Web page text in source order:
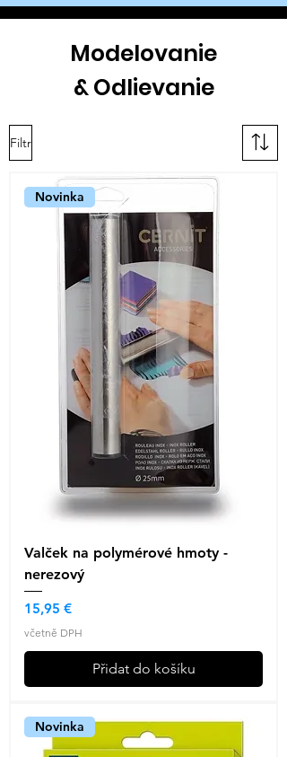
Modelovanie
& Odlievanie
Filtr
Novinka
Valček na polymérové hmoty -
nerezový
Cena
15,95 €
včetně DPH
Přidat do košíku
Novinka